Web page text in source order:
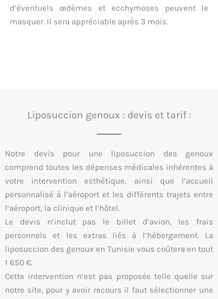
d’éventuels œdèmes et ecchymoses peuvent le
masquer. Il sera appréciable après 3 mois.
Liposuccion genoux : devis et tarif :
Notre devis pour une liposuccion des genoux
comprend toutes les dépenses médicales inhérentes à
votre intervention esthétique, ainsi que l’accueil
personnalisé à l’aéroport et les différents trajets entre
l’aéroport, la clinique et l’hôtel.
Le devis n’inclut pas le billet d’avion, les frais
personnels et les extras liés à l’hébergement. La
liposuccion des genoux en Tunisie vous coûtera en tout
1 650 €.
Cette intervention n’est pas proposée telle quelle sur
notre site, pour y avoir recours il faut sélectionner une